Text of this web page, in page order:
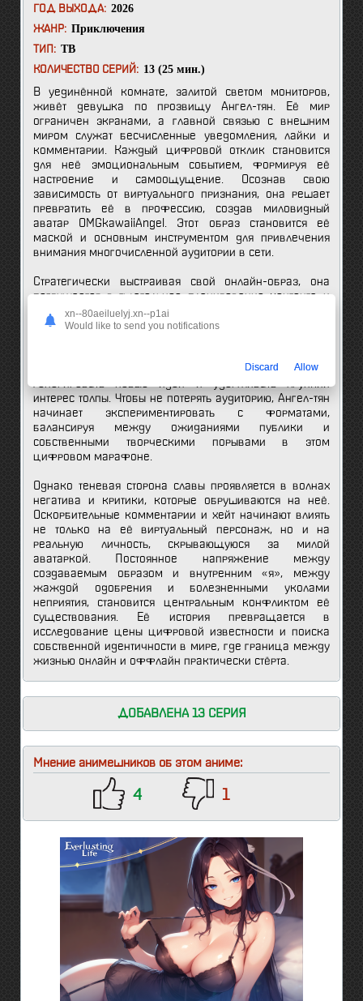
ГОД ВЫХОДА: 2026
ЖАНР: Приключения
ТИП: ТВ
КОЛИЧЕСТВО СЕРИЙ: 13 (25 мин.)
В уединённой комнате, залитой светом мониторов,
живёт девушка по прозвищу Ангел-тян. Её мир
ограничен экранами, а главной связью с внешним
миром служат бесчисленные уведомления, лайки и
комментарии. Каждый цифровой отклик становится
для неё эмоциональным событием, формируя её
настроение и самоощущение. Осознав свою
зависимость от виртуального признания, она решает
превратить её в профессию, создав миловидный
аватар OMGkawaiiAngel. Этот образ становится её
маской и основным инструментом для привлечения
внимания многочисленной аудитории в сети.
Стратегически выстраивая свой онлайн-образ, она
погружается в тщательное планирование контента и
стиля общения. Каждый пост, каждая прямая
трансляция — это шаг к увеличению охвата и
давление: необходимость быть всегда на связи,
генерировать новые идеи и удерживать хрупкий
интерес толпы. Чтобы не потерять аудиторию, Ангел-тян
начинает экспериментировать с форматами,
балансируя между ожиданиями публики и
собственными творческими порывами в этом
цифровом марафоне.
Однако теневая сторона славы проявляется в волнах
негатива и критики, которые обрушиваются на неё.
Оскорбительные комментарии и хейт начинают влиять
не только на её виртуальный персонаж, но и на
реальную личность, скрывающуюся за милой
аватаркой. Постоянное напряжение между
создаваемым образом и внутренним «я», между
жаждой одобрения и болезненными уколами
неприятия, становится центральным конфликтом её
существования. Её история превращается в
исследование цены цифровой известности и поиска
собственной идентичности в мире, где граница между
жизнью онлайн и оффлайн практически стёрта.
ДОБАВЛЕНА 13 СЕРИЯ
Мнение анимешников об этом аниме:
4 1
xn--80aeiluelyj.xn--p1ai
Would like to send you notifications
Discard Allow